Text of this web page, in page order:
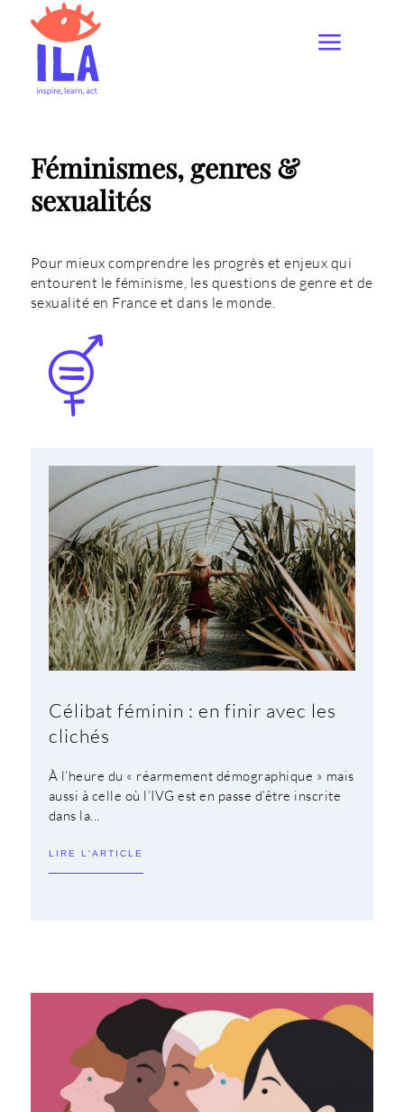
Féminismes, genres &
sexualités
Pour mieux comprendre les progrès et enjeux qui
entourent le féminisme, les questions de genre et de
sexualité en France et dans le monde.
Célibat féminin : en finir avec les
clichés
À l’heure du « réarmement démographique » mais
aussi à celle où l’IVG est en passe d’être inscrite
dans la...
LIRE L'ARTICLE